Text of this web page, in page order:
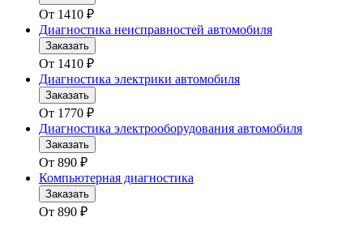
От 1410 ₽
Диагностика неисправностей автомобиля
Заказать
От 1410 ₽
Диагностика электрики автомобиля
Заказать
От 1770 ₽
Диагностика электрооборудования автомобиля
Заказать
От 890 ₽
Компьютерная диагностика
Заказать
От 890 ₽